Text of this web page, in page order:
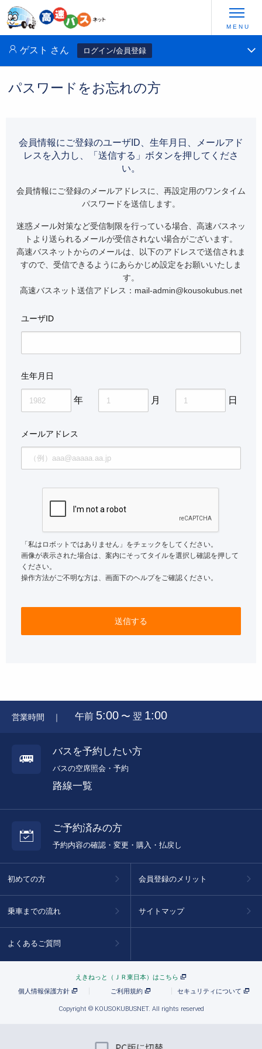
ゲスト さん ログイン/会員登録
パスワードをお忘れの方
会員情報にご登録のユーザID、生年月日、メールアド
レスを入力し、「送信する」ボタンを押してくださ
い。
会員情報にご登録のメールアドレスに、再設定用のワンタイム
パスワードを送信します。
迷惑メール対策など受信制限を行っている場合、高速バスネッ
トより送られるメールが受信されない場合がございます。
高速バスネットからのメールは、以下のアドレスで送信されま
すので、受信できるようにあらかじめ設定をお願いいたしま
す。
高速バスネット送信アドレス：mail-admin@kousokubus.net
ユーザID
生年月日
年 月 日
メールアドレス
「私はロボットではありません」をチェックをしてください。
画像が表示された場合は、案内にそってタイルを選択し確認を押して
ください。
操作方法がご不明な方は、画面下のヘルプをご確認ください。
送信する
営業時間 ｜ 午前 5:00 〜 翌 1:00
バスを予約したい方
バスの空席照会・予約
路線一覧
ご予約済みの方
予約内容の確認・変更・購入・払戻し
初めての方
乗車までの流れ
よくあるご質問
会員登録のメリット
サイトマップ
えきねっと（ＪＲ東日本）はこちら
個人情報保護方針
ご利用規約 セキュリティについて
Copyright © KOUSOKUBUSNET. All rights reserved